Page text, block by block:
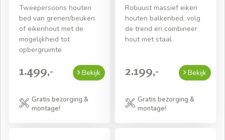
Tweepersoons houten
bed van grenen/beuken
of eikenhout met de
mogelijkheid tot
opbergruimte
1.499,- Bekijk
Gratis bezorging &
montage!
Robuust massief eiken
houten balkenbed, volg
de trend en combineer
hout met staal
2.199,- Bekijk
Gratis bezorging &
montage!